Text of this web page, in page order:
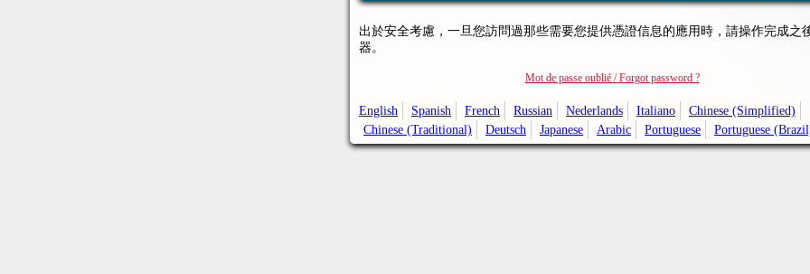
出於安全考慮，一旦您訪問過那些需要您提供憑證信息的應用時，請操作完成之
器。
Mot de passe oublié / Forgot password ?
English Spanish French Russian Nederlands Italiano
Chinese (Simplified)
Chinese (Traditional)
Deutsch Japanese Arabic Portuguese Portuguese